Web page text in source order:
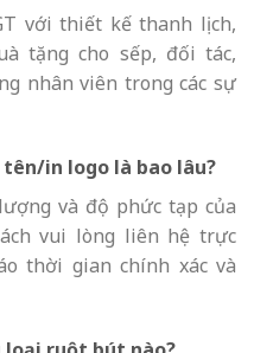
với thiết kế thanh lịch,
tặng cho sếp, đối tác,
nhân viên trong các sự
in logo là bao lâu?
và độ phức tạp của
vui lòng liên hệ trực
thời gian chính xác và